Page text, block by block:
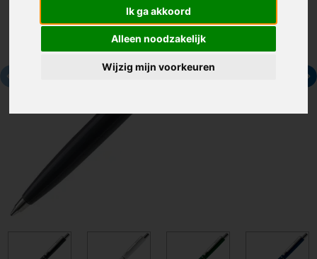
Ik ga akkoord
Alleen noodzakelijk
Wijzig mijn voorkeuren